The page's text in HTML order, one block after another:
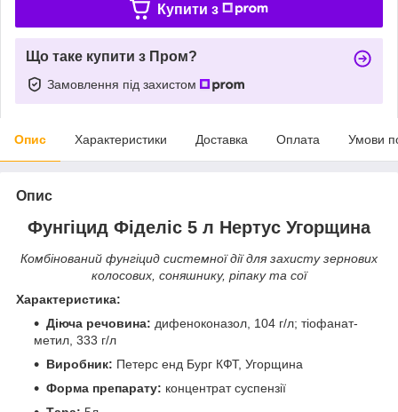
Купити з
Що таке купити з Пром?
Замовлення під захистом
Опис Характеристики Доставка Оплата Умови
Опис
Фунгіцид Фіделіс 5 л Нертус Угорщина
Комбінований фунгіцид системної дії для захисту зернових
колосових, соняшнику, ріпаку та сої
Характеристика:
Діюча речовина: дифеноконазол, 104 г/л; тіофанат-
метил, 333 г/л
Виробник: Петерс енд Бург КФТ, Угорщина
Форма препарату: концентрат суспензії